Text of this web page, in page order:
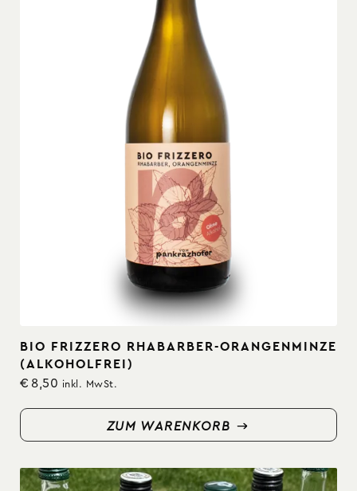
ZUM WARENKORB
ZUM WARENKORB
BIO FRIZZERO RHABARBER-ORANGENMINZE
(ALKOHOLFREI)
€ 8,50 inkl. MwSt.